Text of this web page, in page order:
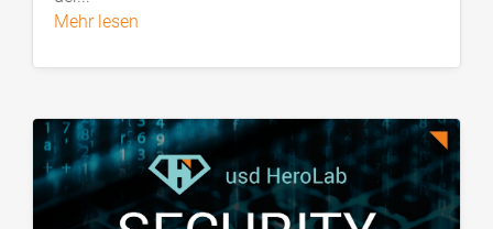
mehr lesen